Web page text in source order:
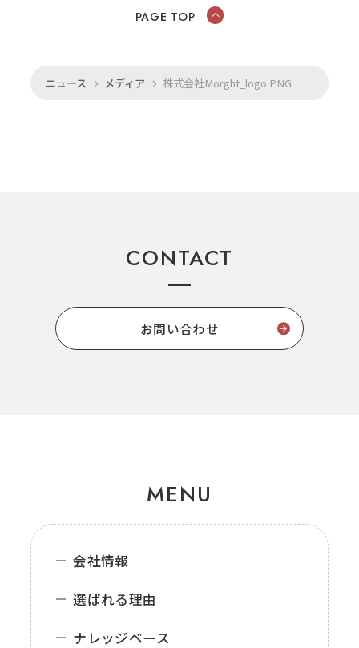
ニュース メディア 株式会社Morght_logo.PNG
PAGE TOP
CONTACT
お問い合わせ
MENU
会社情報
選ばれる理由
ナレッジベース